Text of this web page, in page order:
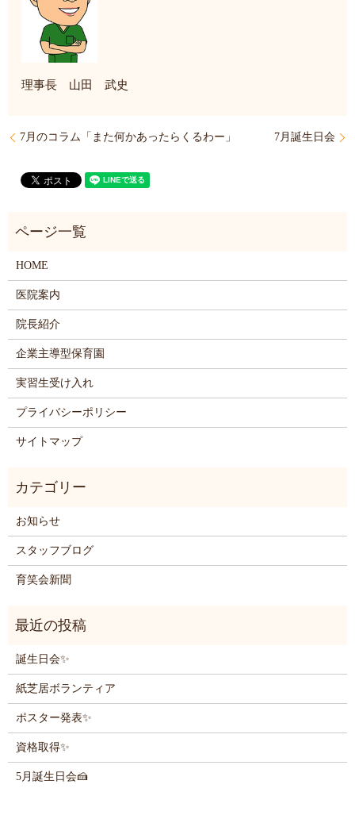
理事長 山田 武史
7月のコラム「また何かあったらくるわー」 7月誕生日会
HOME
医院案内
院長紹介
企業主導型保育園
実習生受け入れ
プライバシーポリシー
サイトマップ
お知らせ
スタッフブログ
育笑会新聞
誕生日会✨
紙芝居ボランティア
ポスター発表✨
資格取得✨
5月誕生日会🍰